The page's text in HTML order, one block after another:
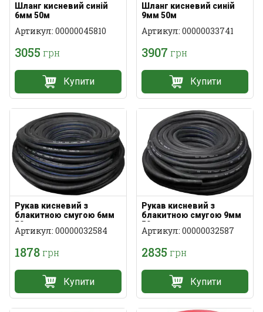
Шланг кисневий синій
6мм 50м
Артикул: 00000045810
3055 грн
Купити
Шланг кисневий синій
9мм 50м
Артикул: 00000033741
3907 грн
Купити
Рукав кисневий з
блакитною смугою 6мм
50м
Артикул: 00000032584
1878грн
Купити
Рукав кисневий з
блакитною смугою 9мм
50м
Артикул: 00000032587
2835 грн
Купити